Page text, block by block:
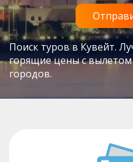
Поиск туров в Кувейт.
горящие цены с
городов.